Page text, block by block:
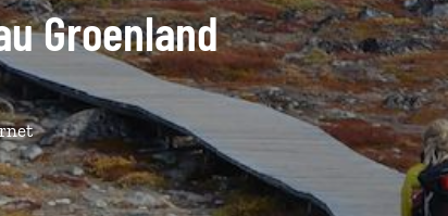
Groenland